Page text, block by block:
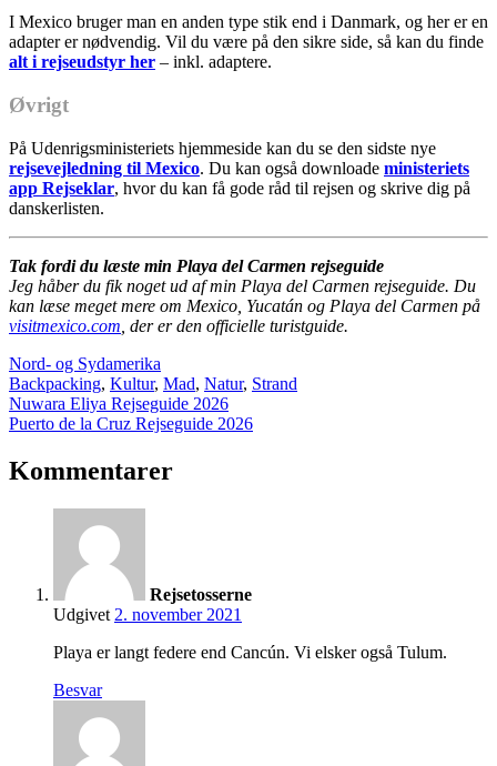
I Mexico bruger man en anden type stik end i Danmark, og her er en
adapter er nødvendig. Vil du være på den sikre side, så kan du finde
alt i rejseudstyr her – inkl. adaptere.
Øvrigt
På Udenrigsministeriets hjemmeside kan du se den sidste nye
rejsevejledning til Mexico. Du kan også downloade ministeriets
app Rejseklar, hvor du kan få gode råd til rejsen og skrive dig på
danskerlisten.
Tak fordi du læste min Playa del Carmen rejseguide
Jeg håber du fik noget ud af min Playa del Carmen rejseguide. Du
kan læse meget mere om Mexico, Yucatán og Playa del Carmen på
visitmexico.com , der er den officielle turistguide.
Nord- og Sydamerika
Backpacking, Kultur, Mad, Natur, Strand
Indlægsnavigation
Nuwara Eliya Rejseguide 2026
Puerto de la Cruz Rejseguide 2026
Kommentarer
Rejsetosserne
Udgivet 2. november 2021
Playa er langt federe end Cancún. Vi elsker også Tulum.
Besvar